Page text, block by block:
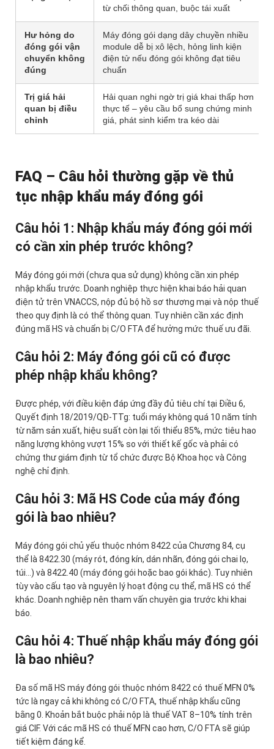
từ chối thông quan, buộc tái xuất
Hư hỏng do
đóng gói vận
chuyển không
đúng
Máy đóng gói dạng dây chuyền nhiều
module dễ bị xô lệch, hỏng linh kiện
điện tử nếu đóng gói không đạt tiêu
chuẩn
Trị giá hải
quan bị điều
chỉnh
Hải quan nghi ngờ trị giá khai thấp hơn
thực tế – yêu cầu bổ sung chứng minh
giá, phát sinh kiểm tra kéo dài
FAQ – Câu hỏi thường gặp về thủ
tục nhập khẩu máy đóng gói
Câu hỏi 1: Nhập khẩu máy đóng gói mới
có cần xin phép trước không?
Máy đóng gói mới (chưa qua sử dụng) không cần xin phép
nhập khẩu trước. Doanh nghiệp thực hiện khai báo hải quan
điện tử trên VNACCS, nộp đủ bộ hồ sơ thương mại và nộp thuế
theo quy định là có thể thông quan. Tuy nhiên cần xác định
đúng mã HS và chuẩn bị C/O FTA để hưởng mức thuế ưu đãi.
Câu hỏi 2: Máy đóng gói cũ có được
phép nhập khẩu không?
Được phép, với điều kiện đáp ứng đầy đủ tiêu chí tại Điều 6,
Quyết định 18/2019/QĐ-TTg: tuổi máy không quá 10 năm tính
từ năm sản xuất, hiệu suất còn lại tối thiểu 85%, mức tiêu hao
năng lượng không vượt 15% so với thiết kế gốc và phải có
chứng thư giám định từ tổ chức được Bộ Khoa học và Công
nghệ chỉ định.
Câu hỏi 3: Mã HS Code của máy đóng
gói là bao nhiêu?
Máy đóng gói chủ yếu thuộc nhóm 8422 của Chương 84, cụ
thể là 8422.30 (máy rót, đóng kín, dán nhãn, đóng gói chai lọ,
túi…) và 8422.40 (máy đóng gói hoặc bao gói khác). Tuy nhiên
tùy vào cấu tạo và nguyên lý hoạt động cụ thể, mã HS có thể
khác. Doanh nghiệp nên tham vấn chuyên gia trước khi khai
báo.
Câu hỏi 4: Thuế nhập khẩu máy đóng gói
là bao nhiêu?
Đa số mã HS máy đóng gói thuộc nhóm 8422 có thuế MFN 0%
tức là ngay cả khi không có C/O FTA, thuế nhập khẩu cũng
bằng 0. Khoản bắt buộc phải nộp là thuế VAT 8–10% tính trên
giá CIF. Với các mã HS có thuế MFN cao hơn, C/O FTA sẽ giúp
tiết kiệm đáng kể.